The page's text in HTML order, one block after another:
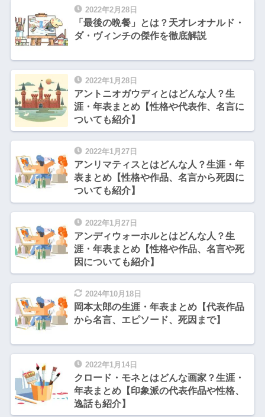
2022年2月28日
「最後の晩餐」とは？天才レオナルド・
ダ・ヴィンチの傑作を徹底解説
2022年1月28日
アントニオガウディとはどんな人？生
涯・年表まとめ【性格や代表作、名言に
ついても紹介】
2022年1月27日
アンリマティスとはどんな人？生涯・年
表まとめ【性格や作品、名言から死因に
ついても紹介】
2022年1月27日
アンディウォーホルとはどんな人？生
涯・年表まとめ【性格や作品、名言や死
因についても紹介】
2024年10月18日
岡本太郎の生涯・年表まとめ【代表作品
から名言、エピソード、死因まで】
2022年1月14日
クロード・モネとはどんな画家？生涯・
年表まとめ【印象派の代表作品や性格、
逸話も紹介】